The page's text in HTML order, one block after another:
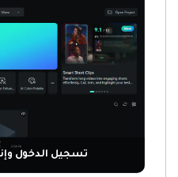
تسجيل الدخول